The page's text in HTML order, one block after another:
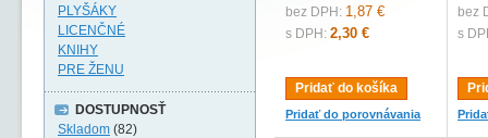
bez DPH: 1,87 €
s DPH: 2,30 €
Pridať do košíka
Pridať do porovnávania
bez
s
PLYŠÁKY
LICENČNÉ
KNIHY
PRE ŽENU
DOSTUPNOSŤ
Skladom (82)